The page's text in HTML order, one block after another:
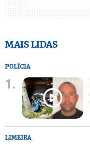
MAIS LIDAS
POLÍCIA
1.
LIMEIRA